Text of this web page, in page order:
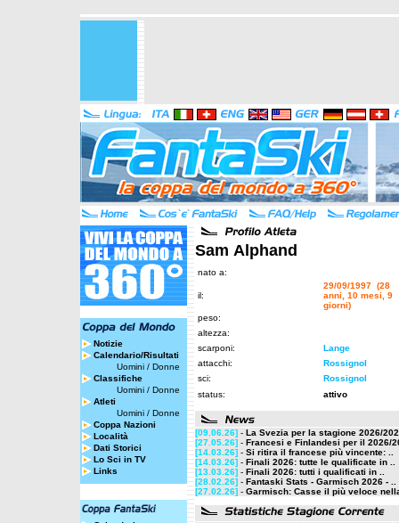
Notizie
Calendario/Risultati
Uomini / Donne
Classifiche
Uomini / Donne
Atleti
Uomini / Donne
Coppa Nazioni
Località
Dati Storici
Lo Sci in TV
Links
Sam Alphand
nato a:
il:
29/09/1997 (28
anni, 10 mesi, 9
giorni)
peso:
altezza:
scarponi:
Lange
attacchi:
Rossignol
sci:
Rossignol
status:
attivo
[09.06.26] - La Svezia per la stagione 2026/
[27.05.26] - Francesi e Finlandesi per il 2026/
[14.03.26] - Si ritira il francese più vincente: ..
[14.03.26] - Finali 2026: tutte le qualificate in ..
[13.03.26] - Finali 2026: tutti i qualificati in ..
[28.02.26] - Fantaski Stats - Garmisch 2026 - ..
[27.02.26] - Garmisch: Casse il più veloce